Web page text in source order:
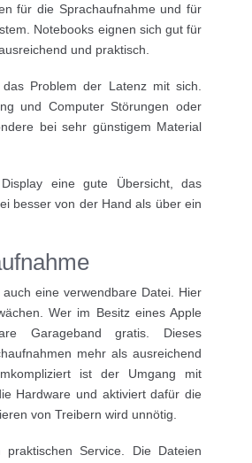
für die Sprachaufnahme und für
Notebooks eignen sich gut für
und praktisch.
Problem der Latenz mit sich.
und Computer Störungen oder
bei sehr günstigem Material
eine gute Übersicht, das
besser von der Hand als über ein
eine verwendbare Datei. Hier
Wer im Besitz eines Apple
Garageband gratis. Dieses
mehr als ausreichend
ist der Umgang mit
Hardware und aktiviert dafür die
von Treibern wird unnötig.
Service. Die Dateien